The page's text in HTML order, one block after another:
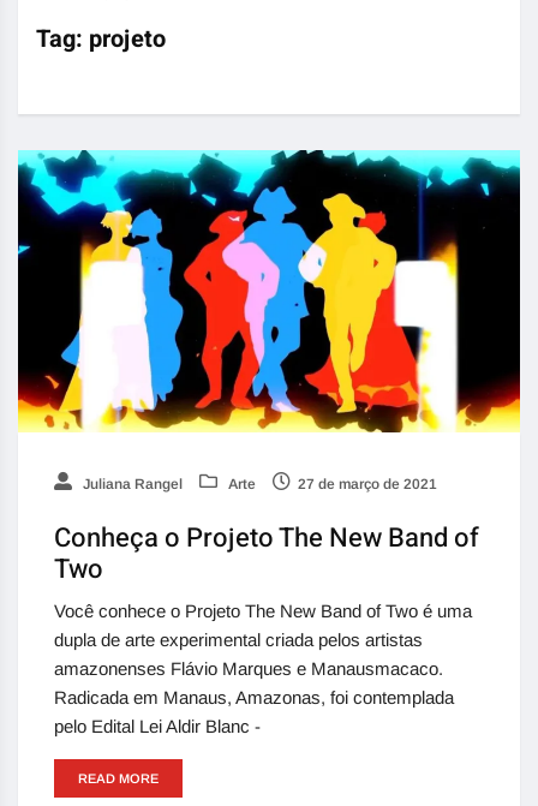
Tag: projeto
Juliana Rangel Arte 27 de março de 2021
Conheça o Projeto The New Band of
Two
Você conhece o Projeto The New Band of Two é uma
dupla de arte experimental criada pelos artistas
amazonenses Flávio Marques e Manausmacaco.
Radicada em Manaus, Amazonas, foi contemplada
pelo Edital Lei Aldir Blanc -
READ MORE